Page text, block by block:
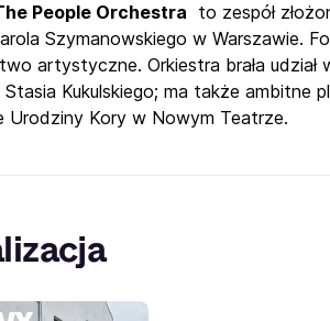
People Orchestra to zespół
Szymanowskiego w Warszawie.
artystyczne. Orkiestra brała udział
Kukulskiego; ma także ambitne
Urodziny Kory w Nowym Teatrze.